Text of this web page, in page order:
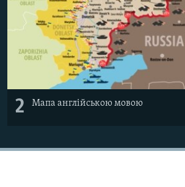
2 Мапа англійською мовою